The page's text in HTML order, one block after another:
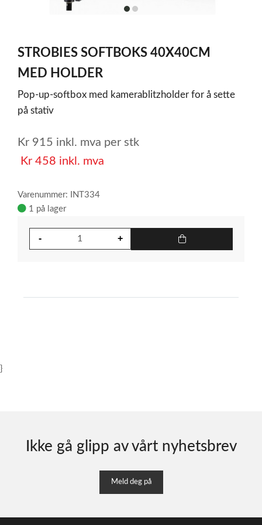
itemitem
of
2
STROBIES SOFTBOKS 40X40CM
MED HOLDER
Pop-up-softbox med kamerablitzholder for å sette
på stativ
Kr 915 inkl. mva per stk
Kr 458 inkl. mva
Varenummer: INT334
1 på lager
}
Ikke gå glipp av vårt nyhetsbrev
Meld deg på